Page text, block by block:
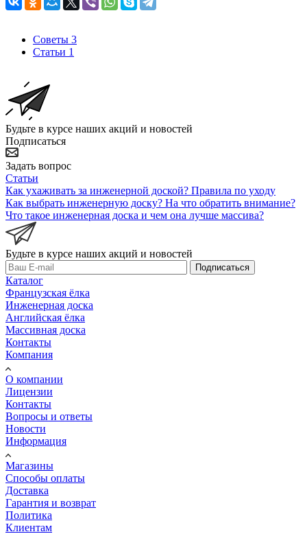
Советы 3
Статьи 1
Будьте в курсе наших акций и новостей
Подписаться
Задать вопрос
Статьи
Как ухаживать за инженерной доской? Правила по уходу
Как выбрать инженерную доску? На что обратить внимание?
Что такое инженерная доска и чем она лучше массива?
Будьте в курсе наших акций и новостей
Подписаться
Каталог
Французская ёлка
Инженерная доска
Английская ёлка
Массивная доска
Контакты
Компания
О компании
Лицензии
Контакты
Вопросы и ответы
Новости
Информация
Магазины
Способы оплаты
Доставка
Гарантия и возврат
Политика
Клиентам